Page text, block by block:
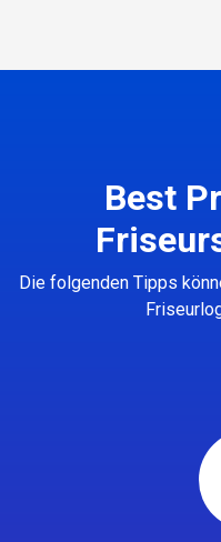
Best
Die folgenden Tipps